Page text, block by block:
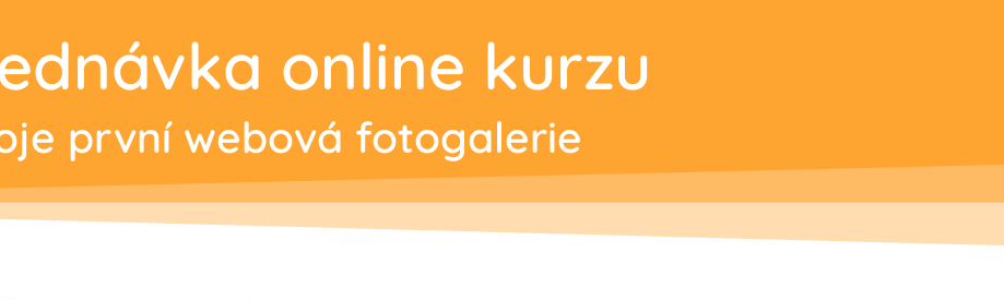
online kurzu
první webová fotogalerie